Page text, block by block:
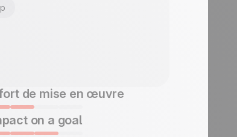
de mise en œuvre
on a goal